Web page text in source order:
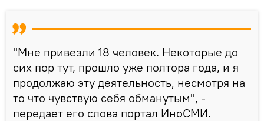
"Мне привезли 18 человек. Некоторые до
сих пор тут, прошло уже полтора года, и я
продолжаю эту деятельность, несмотря на
то что чувствую себя обманутым", -
передает его слова портал ИноСМИ.